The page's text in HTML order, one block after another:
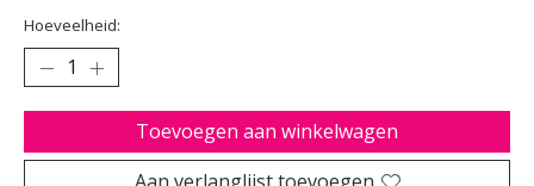
Hoeveelheid:
Toevoegen aan winkelwagen